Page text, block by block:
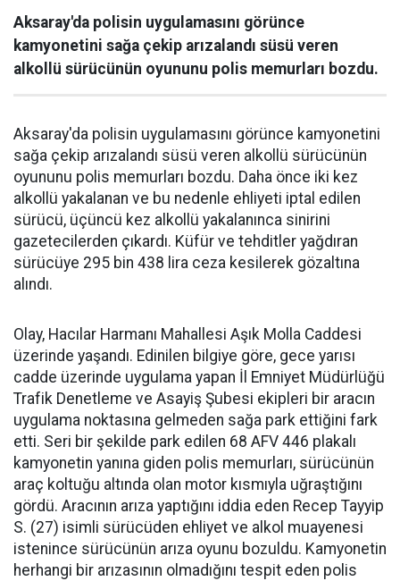
Aksaray'da polisin uygulamasını görünce
kamyonetini sağa çekip arızalandı süsü veren
alkollü sürücünün oyununu polis memurları bozdu.
Aksaray'da polisin uygulamasını görünce kamyonetini
sağa çekip arızalandı süsü veren alkollü sürücünün
oyununu polis memurları bozdu. Daha önce iki kez
alkollü yakalanan ve bu nedenle ehliyeti iptal edilen
sürücü, üçüncü kez alkollü yakalanınca sinirini
gazetecilerden çıkardı. Küfür ve tehditler yağdıran
sürücüye 295 bin 438 lira ceza kesilerek gözaltına
alındı.
Olay, Hacılar Harmanı Mahallesi Aşık Molla Caddesi
üzerinde yaşandı. Edinilen bilgiye göre, gece yarısı
cadde üzerinde uygulama yapan İl Emniyet Müdürlüğü
Trafik Denetleme ve Asayiş Şubesi ekipleri bir aracın
uygulama noktasına gelmeden sağa park ettiğini fark
etti. Seri bir şekilde park edilen 68 AFV 446 plakalı
kamyonetin yanına giden polis memurları, sürücünün
araç koltuğu altında olan motor kısmıyla uğraştığını
gördü. Aracının arıza yaptığını iddia eden Recep Tayyip
S. (27) isimli sürücüden ehliyet ve alkol muayenesi
istenince sürücünün arıza oyunu bozuldu. Kamyonetin
herhangi bir arızasının olmadığını tespit eden polis